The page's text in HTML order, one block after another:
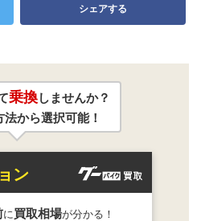
シェアする
乗換しませんか？
法から選択可能！
ン
に 買取相場が分かる！